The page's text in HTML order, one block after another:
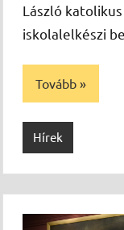
László
iskolalelkészi
Tovább
Hírek